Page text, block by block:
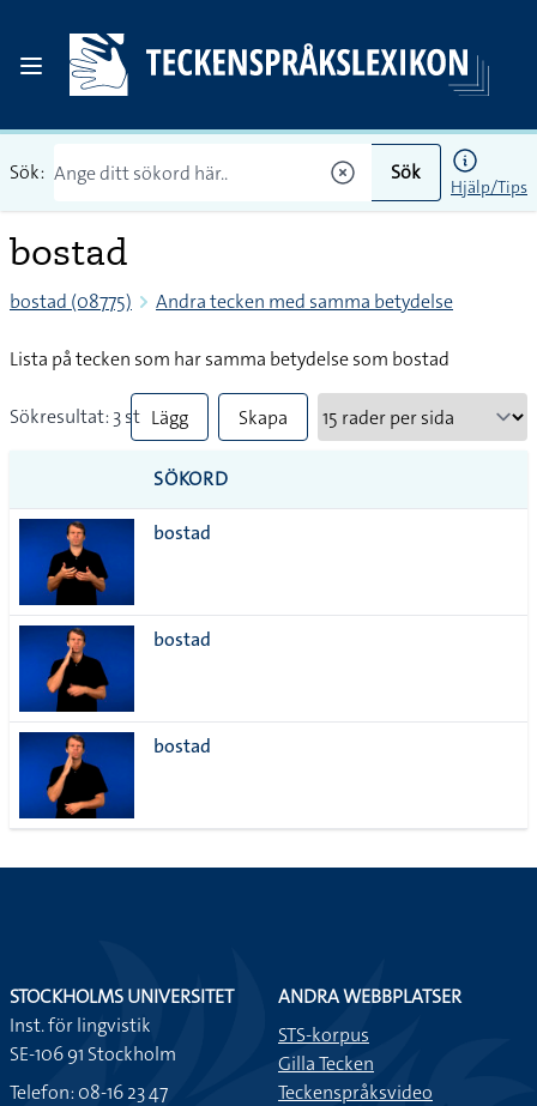
Sök: Sök
Hjälp/Tips
bostad
bostad (08775) Andra tecken med samma betydelse
Lista på tecken som har samma betydelse som bostad
Sökresultat: 3 st Lägg
till
alla i
Skapa
SÖKORD
bostad
bostad
bostad
STOCKHOLMS UNIVERSITET
Inst. för lingvistik
SE-106 91 Stockholm
Telefon: 08-16 23 47
ANDRA WEBBPLATSER
STS-korpus
Gilla Tecken
Teckenspråksvideo